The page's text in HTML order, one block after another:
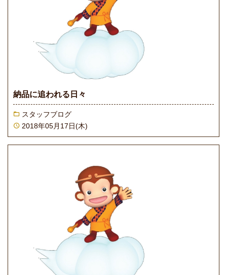
納品に追われる日々
スタッフブログ
2018年05月17日(木)